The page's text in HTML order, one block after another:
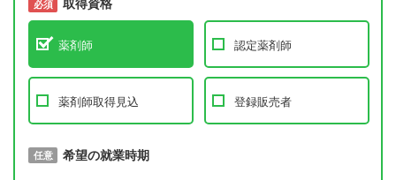
必須 取得資格
薬剤師 認定薬剤師
薬剤師取得見込 登録販売者
必須 取得予定年
任意 希望の就業時期